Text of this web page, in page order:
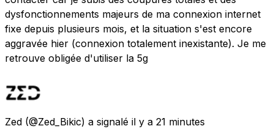
dysfonctionnements majeurs de ma connexion internet
fixe depuis plusieurs mois, et la situation s'est encore
aggravée hier (connexion totalement inexistante). Je me
retrouve obligée d'utiliser la 5g
Zed (@Zed_Bikic) a signalé il y a 21 minutes